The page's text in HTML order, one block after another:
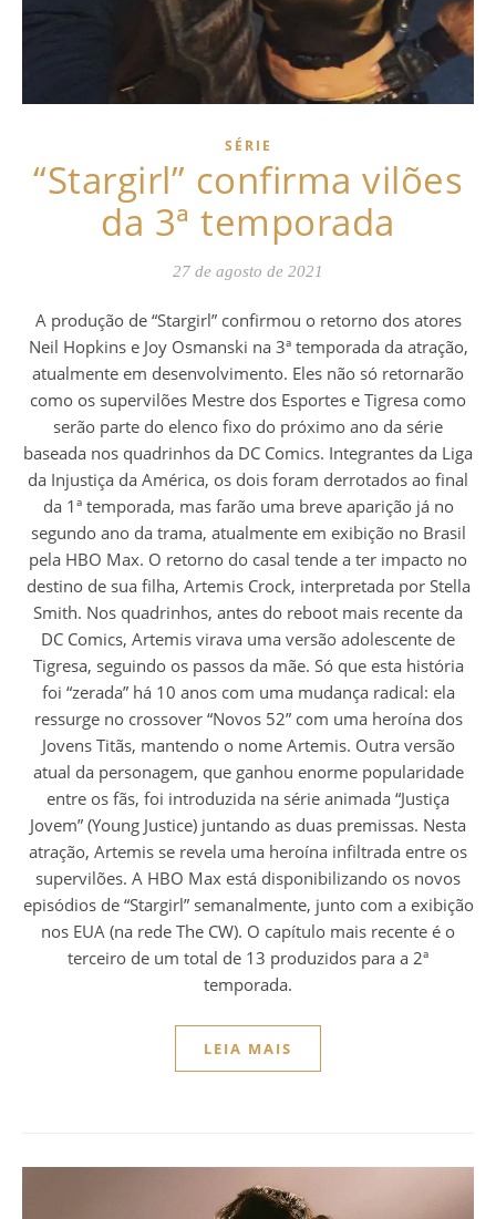
SÉRIE
“Stargirl” confirma vilões
da 3ª temporada
27 de agosto de 2021
A produção de “Stargirl” confirmou o retorno dos atores
Neil Hopkins e Joy Osmanski na 3ª temporada da atração,
atualmente em desenvolvimento. Eles não só retornarão
como os supervilões Mestre dos Esportes e Tigresa como
serão parte do elenco fixo do próximo ano da série
baseada nos quadrinhos da DC Comics. Integrantes da Liga
da Injustiça da América, os dois foram derrotados ao final
da 1ª temporada, mas farão uma breve aparição já no
segundo ano da trama, atualmente em exibição no Brasil
pela HBO Max. O retorno do casal tende a ter impacto no
destino de sua filha, Artemis Crock, interpretada por Stella
Smith. Nos quadrinhos, antes do reboot mais recente da
DC Comics, Artemis virava uma versão adolescente de
Tigresa, seguindo os passos da mãe. Só que esta história
foi “zerada” há 10 anos com uma mudança radical: ela
ressurge no crossover “Novos 52” com uma heroína dos
Jovens Titãs, mantendo o nome Artemis. Outra versão
atual da personagem, que ganhou enorme popularidade
entre os fãs, foi introduzida na série animada “Justiça
Jovem” (Young Justice) juntando as duas premissas. Nesta
atração, Artemis se revela uma heroína infiltrada entre os
supervilões. A HBO Max está disponibilizando os novos
episódios de “Stargirl” semanalmente, junto com a exibição
nos EUA (na rede The CW). O capítulo mais recente é o
terceiro de um total de 13 produzidos para a 2ª
temporada.
LEIA MAIS